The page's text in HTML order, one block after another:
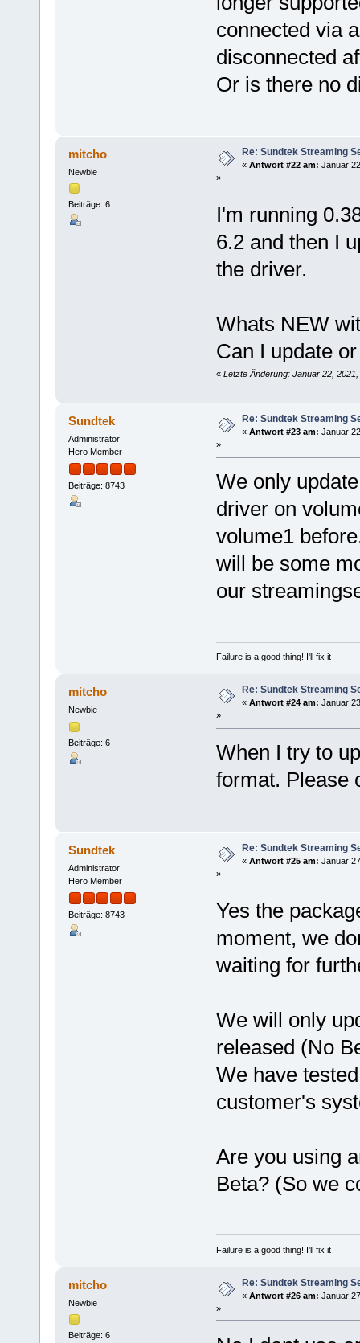
connected via
disconnected
Or is there no
mitcho
Newbie
Beiträge: 6
Re: Sundtek Streaming
« Antwort #22 am: Januar
»
I'm running
6.2 and then I
the driver.
Whats NEW
Can I update
« Letzte Änderung: Januar 22,
Sundtek
Administrator
Hero Member
Beiträge: 8743
Re: Sundtek Streaming
« Antwort #23 am: Januar
»
We only
driver on
volume1
will be some
our
Failure is a good thing! I'll fix it
mitcho
Newbie
Beiträge: 6
Re: Sundtek Streaming
« Antwort #24 am: Januar
»
When I try to
format. Please
Sundtek
Administrator
Hero Member
Beiträge: 8743
Re: Sundtek Streaming
« Antwort #25 am: Januar
»
Yes the
moment, we
waiting for
We will only
released (No
We have
customer's
Are you using
Beta? (So we
Failure is a good thing! I'll fix it
mitcho
Newbie
Beiträge: 6
Re: Sundtek Streaming
« Antwort #26 am: Januar
»